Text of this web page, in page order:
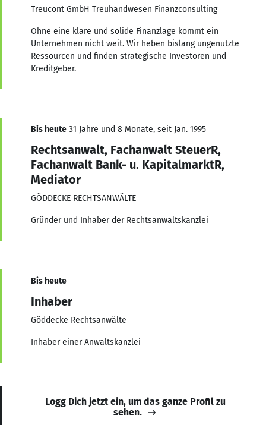
Treucont GmbH Treuhandwesen Finanzconsulting
Ohne eine klare und solide Finanzlage kommt ein
Unternehmen nicht weit. Wir heben bislang ungenutzte
Ressourcen und finden strategische Investoren und
Kreditgeber.
Bis heute 31 Jahre und 8 Monate, seit Jan. 1995
Rechtsanwalt, Fachanwalt SteuerR,
Fachanwalt Bank- u. KapitalmarktR,
Mediator
GÖDDECKE RECHTSANWÄLTE
Gründer und Inhaber der Rechtsanwaltskanzlei
Bis heute
Inhaber
Göddecke Rechtsanwälte
Inhaber einer Anwaltskanzlei
Logg Dich jetzt ein, um das ganze Profil zu
sehen.